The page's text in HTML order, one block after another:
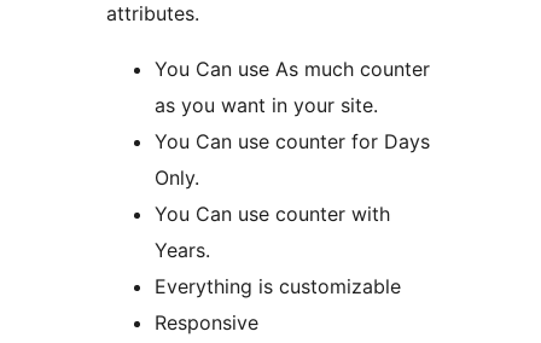
attributes.
You Can use As much counter
as you want in your site.
You Can use counter for Days
Only.
You Can use counter with
Years.
Everything is customizable
Responsive